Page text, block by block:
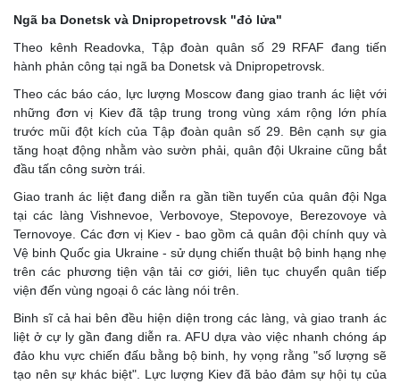
Ngã ba Donetsk và Dnipropetrovsk "đỏ lửa"
Theo kênh Readovka, Tập đoàn quân số 29 RFAF đang tiến
hành phản công tại ngã ba Donetsk và Dnipropetrovsk.
Theo các báo cáo, lực lượng Moscow đang giao tranh ác liệt với
những đơn vị Kiev đã tập trung trong vùng xám rộng lớn phía
trước mũi đột kích của Tập đoàn quân số 29. Bên cạnh sự gia
tăng hoạt động nhằm vào sườn phải, quân đội Ukraine cũng bắt
đầu tấn công sườn trái.
Giao tranh ác liệt đang diễn ra gần tiền tuyến của quân đội Nga
tại các làng Vishnevoe, Verbovoye, Stepovoye, Berezovoye và
Ternovoye. Các đơn vị Kiev - bao gồm cả quân đội chính quy và
Vệ binh Quốc gia Ukraine - sử dụng chiến thuật bộ binh hạng nhẹ
trên các phương tiện vận tải cơ giới, liên tục chuyển quân tiếp
viện đến vùng ngoại ô các làng nói trên.
Binh sĩ cả hai bên đều hiện diện trong các làng, và giao tranh ác
liệt ở cự ly gần đang diễn ra. AFU dựa vào việc nhanh chóng áp
đảo khu vực chiến đấu bằng bộ binh, hy vọng rằng "số lượng sẽ
tạo nên sự khác biệt". Lực lượng Kiev đã bảo đảm sự hội tụ của